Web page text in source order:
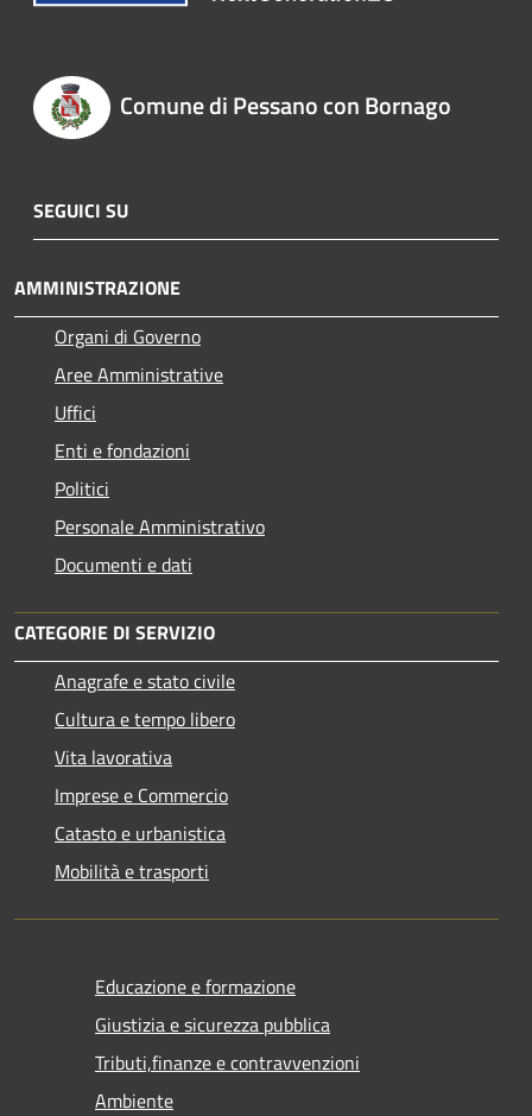
Comune di Pessano con Bornago
SEGUICI SU
AMMINISTRAZIONE
Organi di Governo
Aree Amministrative
Uffici
Enti e fondazioni
Politici
Personale Amministrativo
Documenti e dati
CATEGORIE DI SERVIZIO
Anagrafe e stato civile
Cultura e tempo libero
Vita lavorativa
Imprese e Commercio
Catasto e urbanistica
Mobilità e trasporti
Educazione e formazione
Giustizia e sicurezza pubblica
Tributi,finanze e contravvenzioni
Ambiente